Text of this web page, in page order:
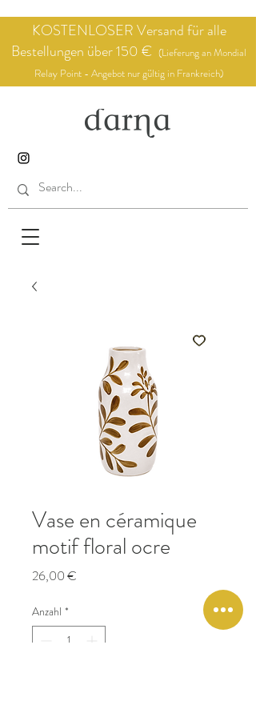
KOSTENLOSER Versand für alle
Bestellungen über 150 € (Lieferung an Mondial
Relay Point - Angebot nur gültig in Frankreich)
Vase en céramique
motif floral ocre
26,00 €
Anzahl *